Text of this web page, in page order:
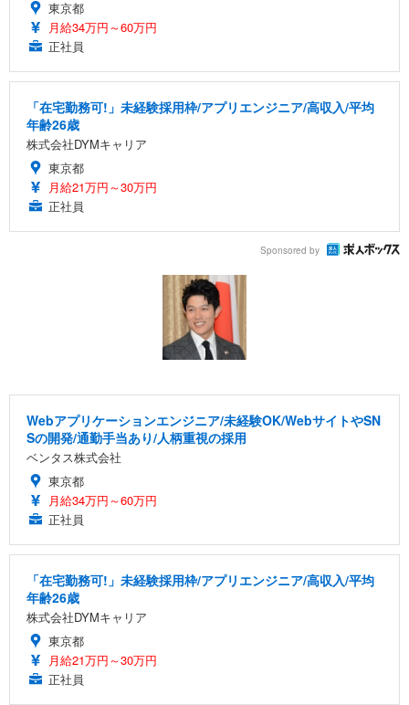
東京都
月給34万円～60万円
正社員
「在宅勤務可!」未経験採用枠/アプリエンジニア/高収入/平均
年齢26歳
株式会社DYMキャリア
東京都
月給21万円～30万円
正社員
Sponsored by
Webアプリケーションエンジニア/未経験OK/WebサイトやSN
Sの開発/通勤手当あり/人柄重視の採用
ベンタス株式会社
東京都
月給34万円～60万円
正社員
「在宅勤務可!」未経験採用枠/アプリエンジニア/高収入/平均
年齢26歳
株式会社DYMキャリア
東京都
月給21万円～30万円
正社員